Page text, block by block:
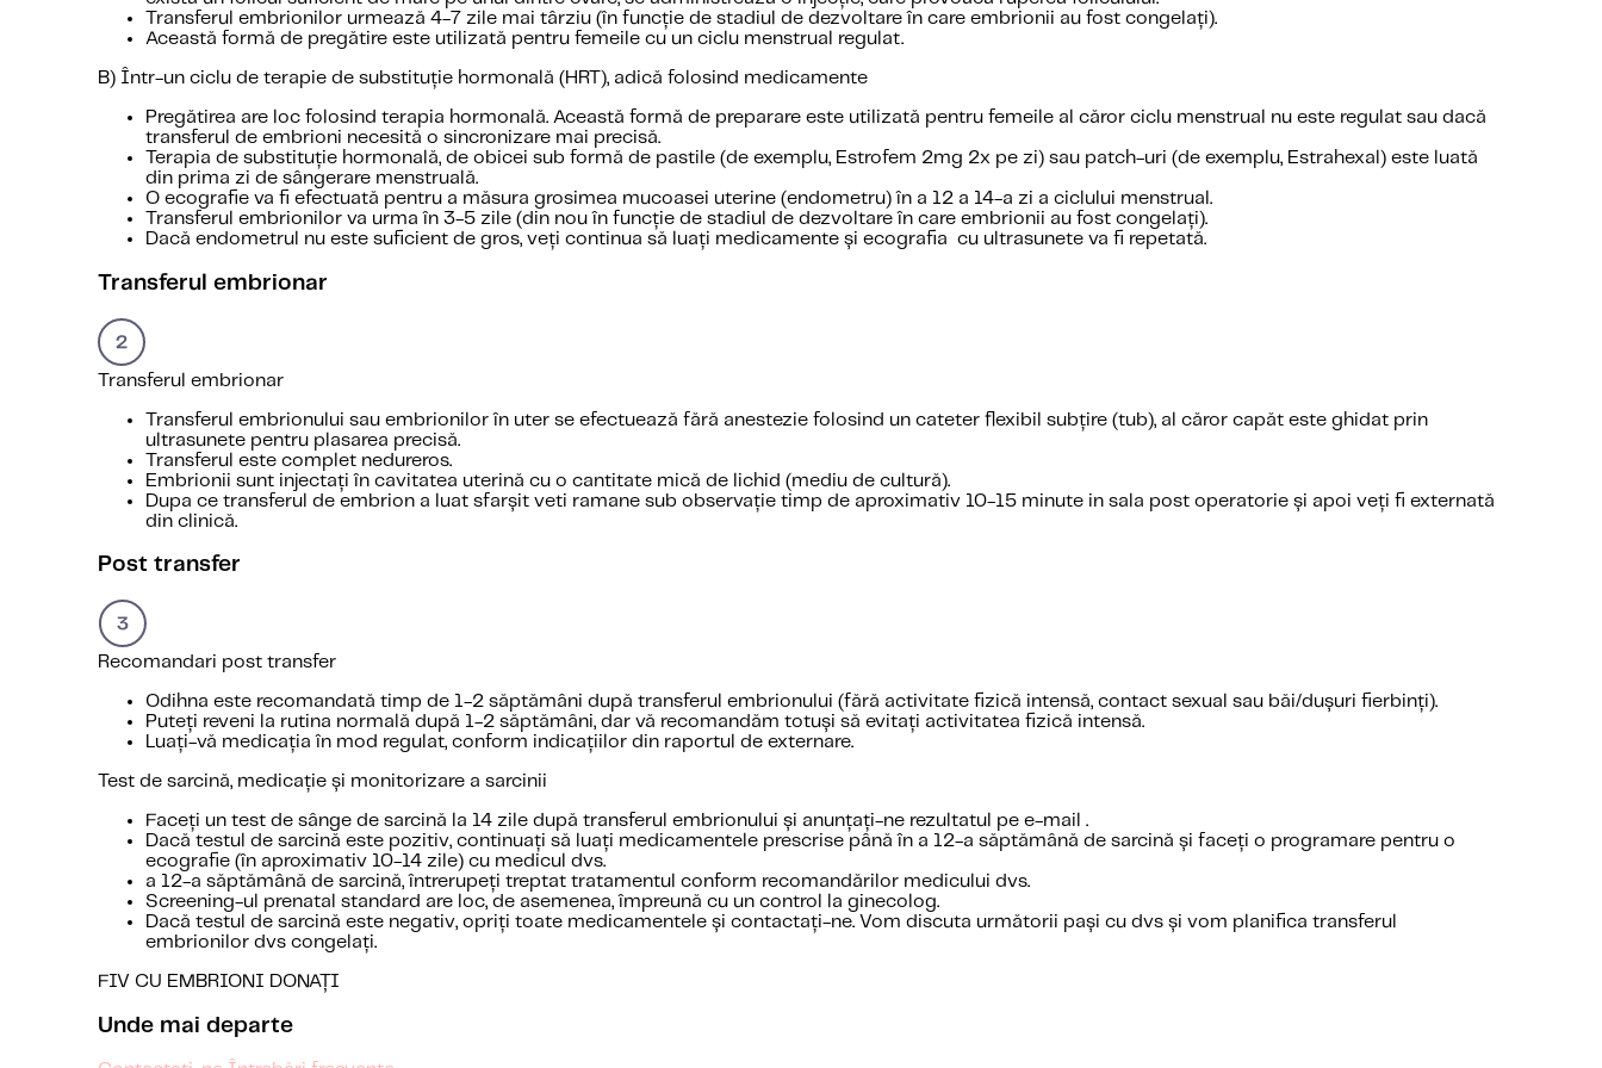
Transferul embrionilor urmează 4-7 zile mai târziu (în funcție de stadiul de dezvoltare în care embrionii au fost congelați).
Această formă de pregătire este utilizată pentru femeile cu un ciclu menstrual regulat.
B) Într-un ciclu de terapie de substituție hormonală (HRT), adică folosind medicamente
Pregătirea are loc folosind terapia hormonală. Această formă de preparare este utilizată pentru femeile al căror ciclu menstrual nu este regulat sau dacă
transferul de embrioni necesită o sincronizare mai precisă.
Terapia de substituție hormonală, de obicei sub formă de pastile (de exemplu, Estrofem 2mg 2x pe zi) sau patch-uri (de exemplu, Estrahexal) este luată
din prima zi de sângerare menstruală.
O ecografie va fi efectuată pentru a măsura grosimea mucoasei uterine (endometru) în a 12 a 14-a zi a ciclului menstrual.
Transferul embrionilor va urma în 3-5 zile (din nou în funcție de stadiul de dezvoltare în care embrionii au fost congelați).
Dacă endometrul nu este suficient de gros, veți continua să luați medicamente și ecografia cu ultrasunete va fi repetată.
Transferul embrionar
Transferul embrionar
Transferul embrionului sau embrionilor în uter se efectuează fără anestezie folosind un cateter flexibil subțire (tub), al căror capăt este ghidat prin
ultrasunete pentru plasarea precisă.
Transferul este complet nedureros.
Embrionii sunt injectați în cavitatea uterină cu o cantitate mică de lichid (mediu de cultură).
Dupa ce transferul de embrion a luat sfarșit veti ramane sub observație timp de aproximativ 10-15 minute in sala post operatorie și apoi veți fi externată
din clinică.
Post transfer
Recomandari post transfer
Odihna este recomandată timp de 1-2 săptămâni după transferul embrionului (fără activitate fizică intensă, contact sexual sau băi/dușuri fierbinți).
Puteți reveni la rutina normală după 1-2 săptămâni, dar vă recomandăm totuși să evitați activitatea fizică intensă.
Luați-vă medicația în mod regulat, conform indicațiilor din raportul de externare.
Test de sarcină, medicație și monitorizare a sarcinii
Faceți un test de sânge de sarcină la 14 zile după transferul embrionului și anunțați-ne rezultatul pe e-mail .
Dacă testul de sarcină este pozitiv, continuați să luați medicamentele prescrise până în a 12-a săptămână de sarcină și faceți o programare pentru o
ecografie (în aproximativ 10-14 zile) cu medicul dvs.
a 12-a săptămână de sarcină, întrerupeți treptat tratamentul conform recomandărilor medicului dvs.
Screening-ul prenatal standard are loc, de asemenea, împreună cu un control la ginecolog.
Dacă testul de sarcină este negativ, opriți toate medicamentele și contactați-ne. Vom discuta următorii pași cu dvs și vom planifica transferul
embrionilor dvs congelați.
FIV CU EMBRIONI DONAȚI
Unde mai departe